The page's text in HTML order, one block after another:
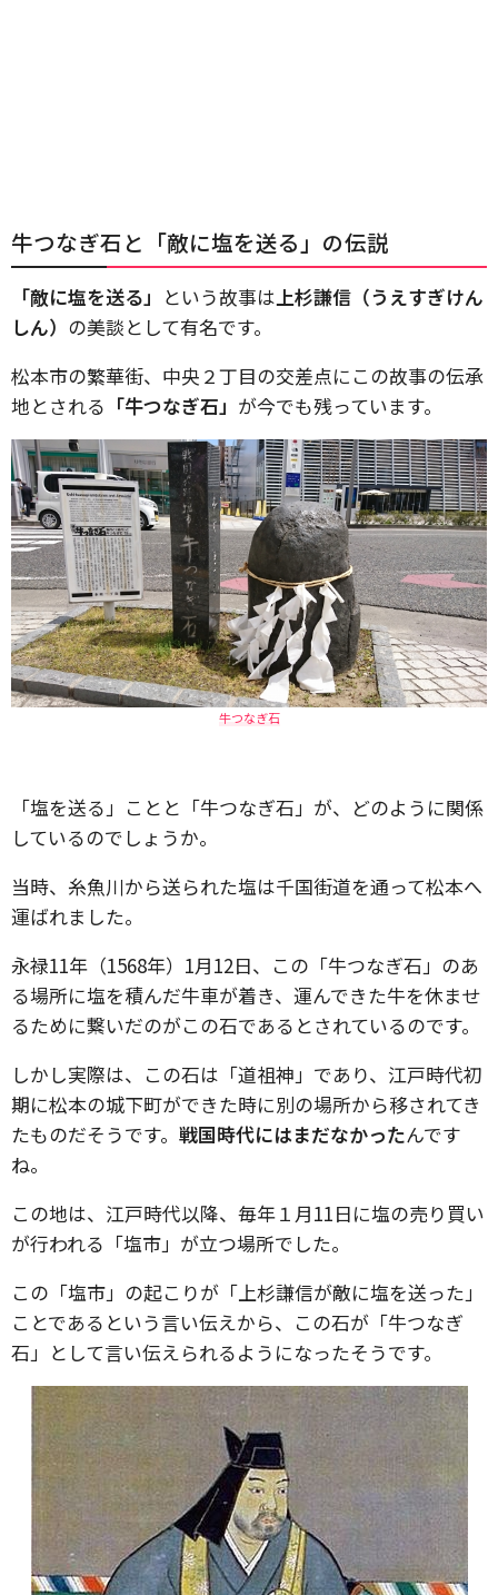
牛つなぎ石と「敵に塩を送る」の伝説
「敵に塩を送る」 という故事は上杉謙信（うえすぎけん
しん） の美談として有名です。
松本市の繁華街、中央２丁目の交差点にこの故事の伝承
地とされる 「牛つなぎ石」 が今でも残っています。
牛つなぎ石
「塩を送る」ことと「牛つなぎ石」が、どのように関係
しているのでしょうか。
当時、糸魚川から送られた塩は千国街道を通って松本へ
運ばれました。
永禄11年（1568年）1月12日、この「牛つなぎ石」のあ
る場所に塩を積んだ牛車が着き、運んできた牛を休ませ
るために繋いだのがこの石であるとされているのです。
しかし実際は、この石は「道祖神」であり、江戸時代初
期に松本の城下町ができた時に別の場所から移されてき
たものだそうです。 戦国時代にはまだなかったんです
ね。
この地は、江戸時代以降、毎年１月11日に塩の売り買い
が行われる「塩市」が立つ場所でした。
この「塩市」の起こりが「上杉謙信が敵に塩を送った」
ことであるという言い伝えから、この石が「牛つなぎ
石」として言い伝えられるようになったそうです。